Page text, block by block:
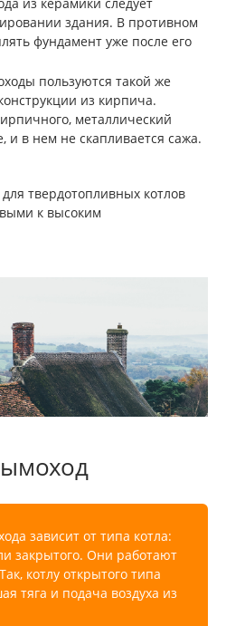
из керамики следует
здания. В противном
фундамент уже после его
пользуются такой же
из кирпича.
металлический
и в нем не скапливается сажа.
твердотопливных котлов
к высоким
зависит от типа котла:
закрытого. Они работают
котлу открытого типа
тяга и подача воздуха из